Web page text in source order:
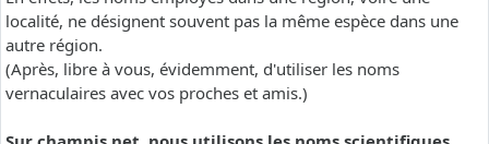
localité, ne désignent souvent pas la même espèce dans une
autre région.
(Après, libre à vous, évidemment, d'utiliser les noms
vernaculaires avec vos proches et amis.)